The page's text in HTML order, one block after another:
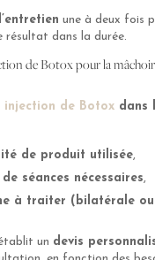
une à deux fois
résultat dans la durée.
de Botox pour la
injection de Botoxdans
de produit utilisée,
séances nécessaires,
à traiter (bilatérale
un devis